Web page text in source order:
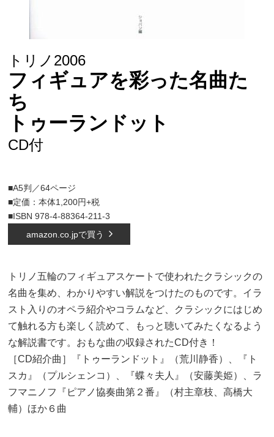
トリノ2006
フィギュアを彩った名曲た
ち
トゥーランドット
CD付
■A5判／64ページ
■定価：本体1,200円+税
■ISBN 978-4-88364-211-3
amazon.co.jpで買う
トリノ五輪のフィギュアスケートで使われたクラシックの
名曲を集め、わかりやすい解説をつけたのものです。イラ
スト入りのオペラ紹介やコラムなど、クラシックにはじめ
て触れる方も楽しく読めて、もっと聴いてみたくなるよう
な解説書です。おもな曲の収録されたCD付き！
［CD紹介曲］『トゥーランドット』（荒川静香）、『ト
スカ』（プルシェンコ）、『蝶々夫人』（安藤美姫）、ラ
フマニノフ『ピアノ協奏曲第２番』（村主章枝、高橋大
輔）ほか６曲